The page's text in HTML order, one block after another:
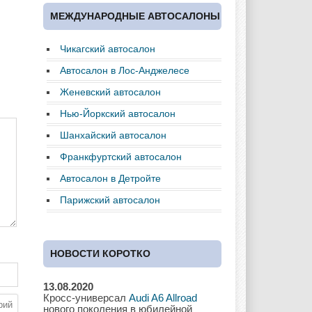
Cadillac Chery Chevrolet
Chrysler Citroen Dacia
Daewoo Dodge
Ferrari Fiat Ford
Great Wall GAC
МЕЖДУНАРОДНЫЕ АВТОСАЛОНЫ
Чикагский автосалон
Автосалон в Лос-Анджелесе
Женевский автосалон
Нью-Йоркский автосалон
Шанхайский автосалон
Франкфуртский автосалон
Автосалон в Детройте
Парижский автосалон
НОВОСТИ КОРОТКО
13.08.2020
Кросс-универсал Audi A6 Allroad
нового поколения в юбилейной